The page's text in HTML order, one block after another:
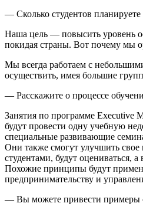
— Сколько студентов планируете
Наша цель — повысить уровень
покидая страны. Вот почему мы
Мы всегда работаем с
осуществить, имея большие
— Расскажите о процессе
Занятия по программе Executive
будут провести одну учебную
специальные развивающие
Они также смогут улучшить
студентами, будут оцениваться,
Похожие принципы будут
предпринимательству и
— Вы можете привести примеры